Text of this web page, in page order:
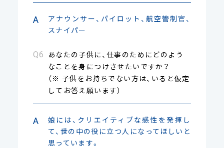
アナウンサー、パイロット、航空管制官、
スナイパー
あなたの子供に、仕事のためにどのよう
なことを身につけさせたいですか？
（※ 子供をお持ちでない方は、いると仮定
してお答え願います）
娘には、クリエイティブな感性を発揮し
て、世の中の役に立つ人になってほしいと
思っています。